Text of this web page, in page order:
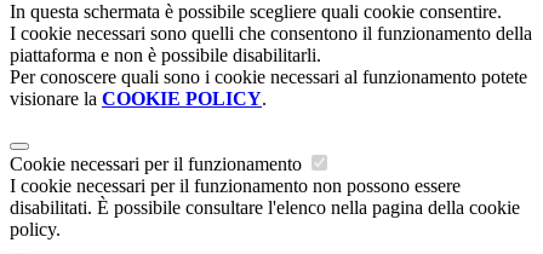
In questa schermata è possibile scegliere quali cookie consentire.
I cookie necessari sono quelli che consentono il funzionamento della
piattaforma e non è possibile disabilitarli.
Per conoscere quali sono i cookie necessari al funzionamento potete
visionare la COOKIE POLICY.
Cookie necessari per il funzionamento
I cookie necessari per il funzionamento non possono essere
disabilitati. È possibile consultare l'elenco nella pagina della cookie
policy.